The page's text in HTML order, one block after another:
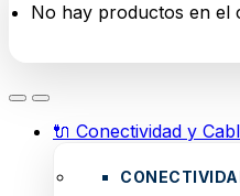
No hay productos en el
🔌 Conectividad y